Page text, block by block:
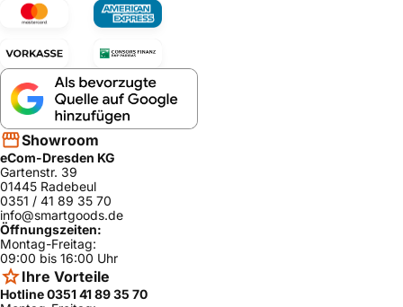
Showroom
eCom-Dresden KG
Gartenstr. 39
01445 Radebeul
0351 / 41 89 35 70
info@smartgoods.de
Öffnungszeiten:
Montag-Freitag:
09:00 bis 16:00 Uhr
Ihre Vorteile
Hotline 0351 41 89 35 70